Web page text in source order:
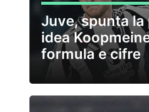
Juve, spunta la
idea
formula e cifre